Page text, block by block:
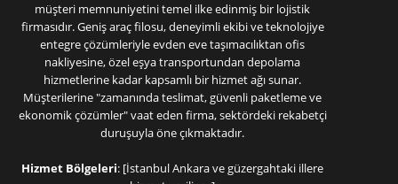
İstanbul Nakliyat Şehir İçi
Nakliyat Eşya Taşıma
İstanbul Nakliyat Şehir İçi Nakliyat eşya taşımafirmamız
sayesinde taşınmasını istediğiniz eşyalarınız kısa süreler içerisinde ve
aynı zamanda oldukça uygun fiyatlara taşınabilecektir.
Bu sektör içerisinde uzun yıllardır vermiş olduğumuz Nakliyat Hizmeti
müşteri memnuniyetini temel ilke edinmiş bir lojistik
firmasıdır. Geniş araç filosu, deneyimli ekibi ve teknolojiye
entegre çözümleriyle evden eve taşımacılıktan ofis
nakliyesine, özel eşya transportundan depolama
hizmetlerine kadar kapsamlı bir hizmet ağı sunar.
Müşterilerine "zamanında teslimat, güvenli paketleme ve
ekonomik çözümler" vaat eden firma, sektördeki rekabetçi
duruşuyla öne çıkmaktadır.
Hizmet Bölgeleri: [İstanbul Ankara ve güzergahtaki illere